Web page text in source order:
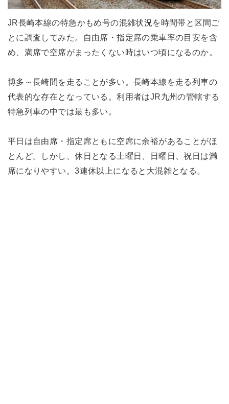
JR長崎本線の特急かもめ号の混雑状況を時間帯と区間ご
とに調査してみた。自由席・指定席の乗車率の目安を含
め、満席で空席がまったくない時はいつ頃になるのか。
博多～長崎間を走ることが多い。長崎本線を走る列車の
代表的な存在となっている。利用者はJR九州の管轄する
特急列車の中では最も多い。
平日は自由席・指定席ともに空席に余裕があることがほ
とんど。しかし、休日となる土曜日、日曜日、祝日は満
席になりやすい。3連休以上になると大混雑となる。